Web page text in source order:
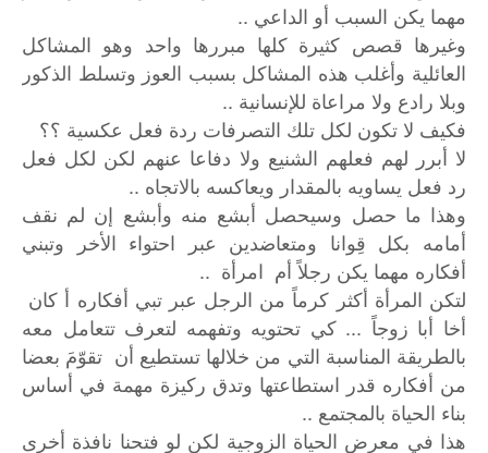
مهما يكن السبب أو الداعي ..
وغيرها قصص كثيرة كلها مبررها واحد وهو المشاكل
العائلية وأغلب هذه المشاكل بسبب العوز وتسلط الذكور
وبلا رادع ولا مراعاة للإنسانية ..
فكيف لا تكون لكل تلك التصرفات ردة فعل عكسية ؟؟
لا أبرر لهم فعلهم الشنيع ولا دفاعا عنهم لكن لكل فعل
رد فعل يساويه بالمقدار ويعاكسه بالاتجاه ..
وهذا ما حصل وسيحصل أبشع منه وأبشع إن لم نقف
أمامه بكل قِوانا ومتعاضدين عبر احتواء الأخر وتبني
أفكاره مهما يكن رجلاً أم امرأة ..
لتكن المرأة أكثر كرماً من الرجل عبر تبي أفكاره أ كان
أخا أبا زوجاً ... كي تحتويه وتفهمه لتعرف تتعامل معه
بالطريقة المناسبة التي من خلالها تستطيع أن تقوّمَ بعضا
من أفكاره قدر استطاعتها وتدق ركيزة مهمة في أساس
بناء الحياة بالمجتمع ..
هذا في معرض الحياة الزوجية لكن لو فتحنا نافذة أخرى